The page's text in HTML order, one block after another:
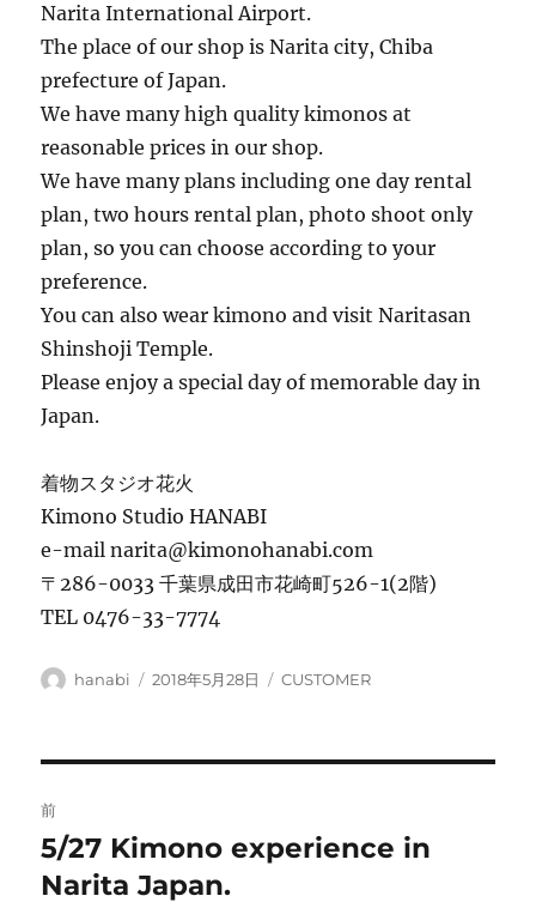
Narita International Airport.
The place of our shop is Narita city, Chiba
prefecture of Japan.
We have many high quality kimonos at
reasonable prices in our shop.
We have many plans including one day rental
plan, two hours rental plan, photo shoot only
plan, so you can choose according to your
preference.
You can also wear kimono and visit Naritasan
Shinshoji Temple.
Please enjoy a special day of memorable day in
Japan.
着物スタジオ花火
Kimono Studio HANABI
e-mail narita@kimonohanabi.com
〒286-0033 千葉県成田市花崎町526-1(2階)
TEL 0476-33-7774
投
hanabi
投
2018年5月28日
カ
CUSTOMER
稿
ナ
前
前
の
5/27 Kimono experience in
Narita Japan.